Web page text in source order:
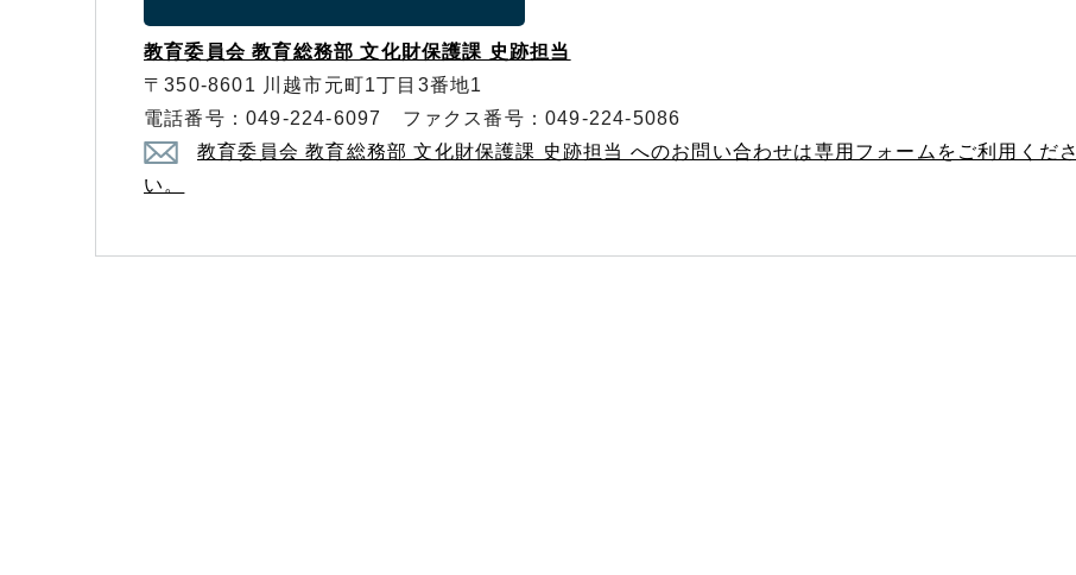
教育委員会 教育総務部 文化財保護課 史跡担当
〒350-8601 川越市元町1丁目3番地1
電話番号：049-224-6097 ファクス番号：049-224-5086
教育委員会 教育総務部 文化財保護課 史跡担当 へのお問い合わせは専用フォームをご利用くださ
い。